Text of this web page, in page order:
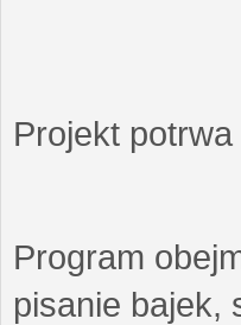
Projekt potrwa
Program
pisanie bajek,